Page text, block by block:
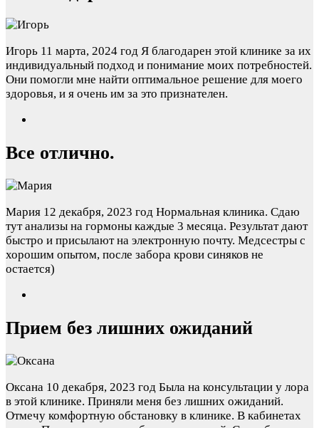
Игорь 11 марта, 2024 год Я благодарен этой клинике за их
индивидуальный подход и понимание моих потребностей.
Они помогли мне найти оптимальное решение для моего
здоровья, и я очень им за это признателен.
Все отлично.
Мария 12 декабря, 2023 год Нормальная клиника. Сдаю
тут анализы на гормоны каждые 3 месяца. Результат дают
быстро и присылают на электронную почту. Медсестры с
хорошим опытом, после забора крови синяков не
остается)
Прием без лишних ожиданий
Оксана 10 декабря, 2023 год Была на консультации у лора
в этой клинике. Приняли меня без лишних ожиданий.
Отмечу комфортную обстановку в клинике. В кабинетах